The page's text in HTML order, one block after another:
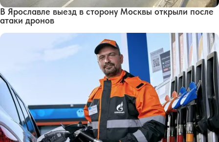
В Ярославле выезд в сторону Москвы открыли после
атаки дронов